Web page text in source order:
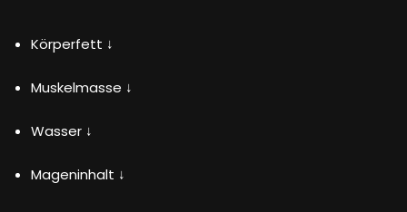
Körperfett ↓
Muskelmasse ↓
Wasser ↓
Mageninhalt ↓